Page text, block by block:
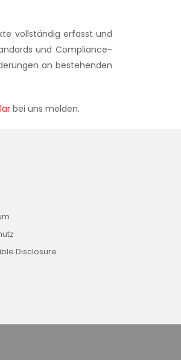
vollständig erfasst und
und Compliance-
an bestehenden
bei uns melden.
Disclosure